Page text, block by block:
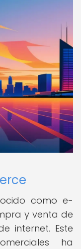
como e-
y venta de
internet. Este
ha